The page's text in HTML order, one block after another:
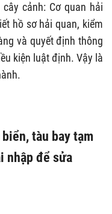
cảnh: Cơ quan hải
hồ sơ hải quan, kiểm
và quyết định thông
kiện luật định. Vậy là
tàu bay tạm
nhập để sửa